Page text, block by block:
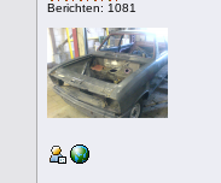
Berichten: 1081